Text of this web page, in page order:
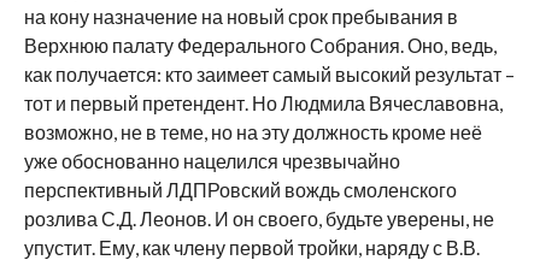
на кону назначение на новый срок пребывания в
Верхнюю палату Федерального Собрания. Оно, ведь,
как получается: кто заимеет самый высокий результат –
тот и первый претендент. Но Людмила Вячеславовна,
возможно, не в теме, но на эту должность кроме неё
уже обоснованно нацелился чрезвычайно
перспективный ЛДПРовский вождь смоленского
розлива С.Д. Леонов. И он своего, будьте уверены, не
упустит. Ему, как члену первой тройки, наряду с В.В.